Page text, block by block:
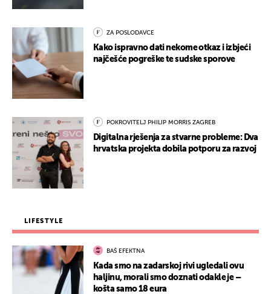
ZA POSLODAVCE
Kako ispravno dati nekome otkaz i izbjeći
najčešće pogreške te sudske sporove
POKROVITELJ PHILIP MORRIS ZAGREB
Digitalna rješenja za stvarne probleme: Dva
hrvatska projekta dobila potporu za razvoj
LIFESTYLE
BAŠ EFEKTNA
Kada smo na zadarskoj rivi ugledali ovu
haljinu, morali smo doznati odakle je –
košta samo 18 eura